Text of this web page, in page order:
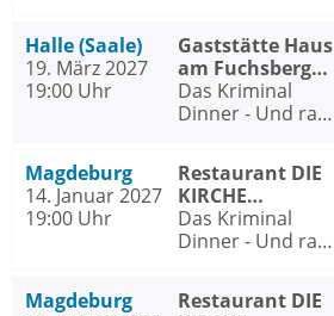
Halle (Saale)
19. März 2027
19:00 Uhr
Gaststätte Haus
am Fuchsberg
Halle (Saale)
Das Kriminal
Dinner - Und raus
Magdeburg
14. Januar 2027
19:00 Uhr
Restaurant DIE
KIRCHE
Magdeburg
Das Kriminal
Dinner - Und raus
Magdeburg
Restaurant DIE